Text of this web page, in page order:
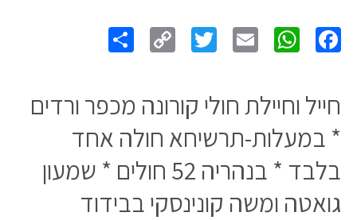
Link
חייל וחיילת חולי קורונה מכפר ורדים
* במעלות-תרשיחא חולה אחד
בלבד * בנהריה 52 חולים * שמעון
גואטה ומשה קונינסקי בבידוד